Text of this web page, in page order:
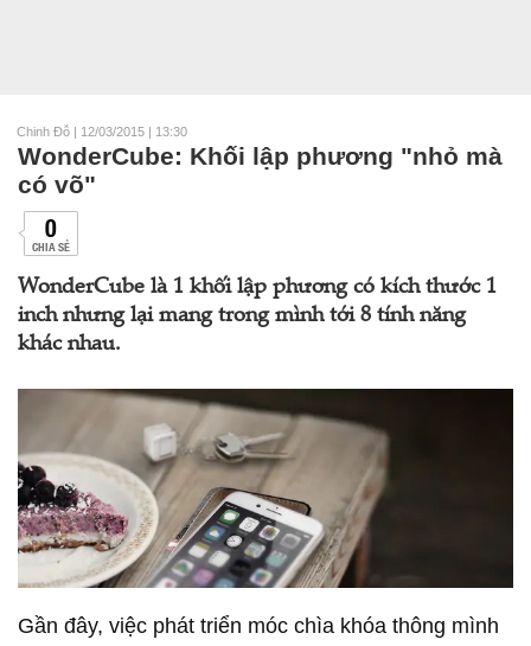
Chinh Đỗ | 12/03/2015 | 13:30
WonderCube: Khối lập phương "nhỏ mà
có võ"
0
CHIA SẺ
WonderCube là 1 khối lập phương có kích thước 1
inch nhưng lại mang trong mình tới 8 tính năng
khác nhau.
Gần đây, việc phát triển móc chìa khóa thông mình